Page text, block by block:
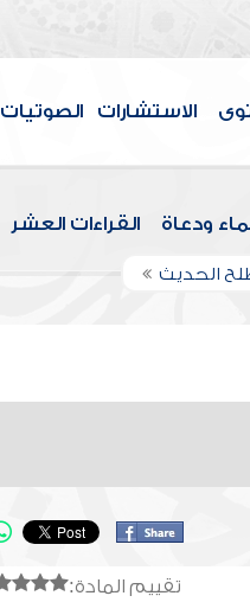
الاستشارات الصوتيات
ودعاة القراءات العشر
الحديث
تقييم المادة: